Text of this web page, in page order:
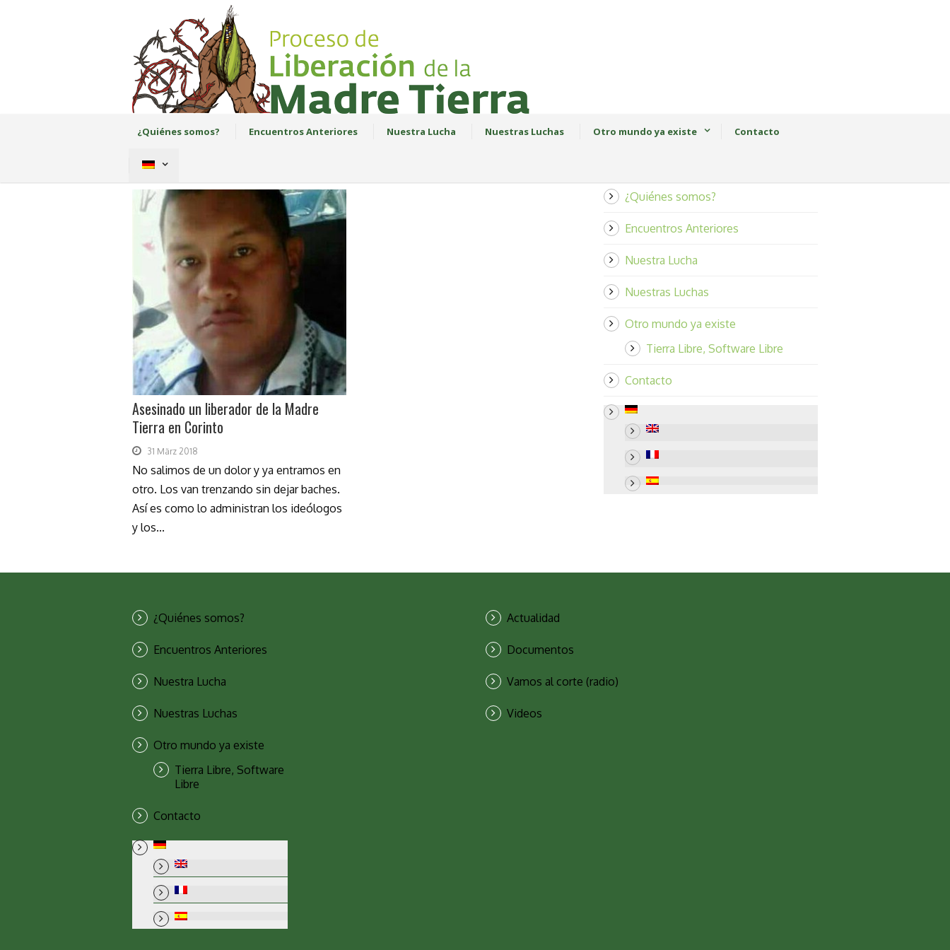
¿Quiénes somos? Encuentros Anteriores Nuestra Lucha Nuestras Luchas Otro mundo ya existe Contacto
Asesinado un liberador de la Madre
Tierra en Corinto
31 März 2018
No salimos de un dolor y ya entramos en
otro. Los van trenzando sin dejar baches.
Así es como lo administran los ideólogos
y los...
¿Quiénes somos?
Encuentros Anteriores
Nuestra Lucha
Nuestras Luchas
Otro mundo ya existe
Tierra Libre, Software Libre
Contacto
¿Quiénes somos?
Encuentros Anteriores
Nuestra Lucha
Nuestras Luchas
Otro mundo ya existe
Tierra Libre, Software
Libre
Contacto
Actualidad
Documentos
Vamos al corte (radio)
Videos